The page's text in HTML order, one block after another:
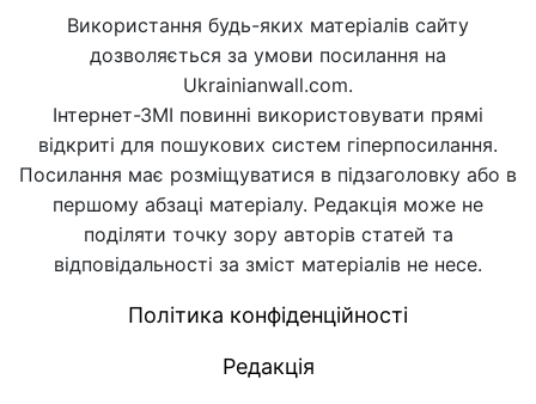
Використання будь-яких матеріалів сайту
дозволяється за умови посилання на
Ukrainianwall.com.
Інтернет-ЗМІ повинні використовувати прямі
відкриті для пошукових систем гіперпосилання.
Посилання має розміщуватися в підзаголовку або в
першому абзаці матеріалу. Редакція може не
поділяти точку зору авторів статей та
відповідальності за зміст матеріалів не несе.
Політика конфіденційності
Редакція